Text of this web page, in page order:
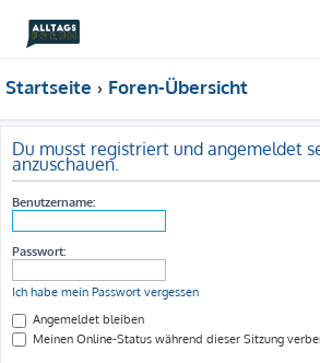
Startseite Foren-Übersicht
Du musst registriert und angemeldet
anzuschauen.
Benutzername:
Passwort:
Ich habe mein Passwort vergessen
Angemeldet bleiben
Meinen Online-Status während dieser Sitzung